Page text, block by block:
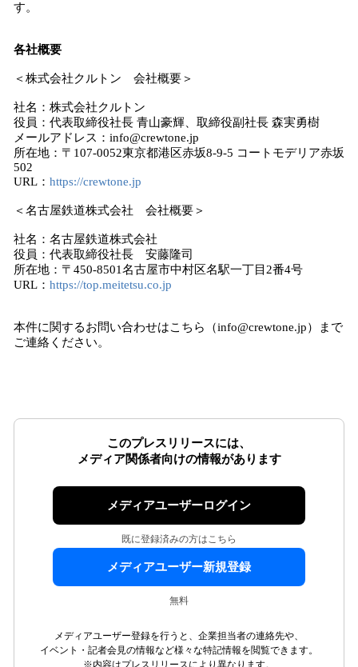
す。
各社概要
＜株式会社クルトン 会社概要＞
社名：株式会社クルトン
役員：代表取締役社長 青山豪輝、取締役副社長 森実勇樹
メールアドレス：info@crewtone.jp
所在地：〒107-0052東京都港区赤坂8-9-5 コートモデリア赤坂
502
URL： https://crewtone.jp
＜名古屋鉄道株式会社 会社概要＞
社名：名古屋鉄道株式会社
役員：代表取締役社長 安藤隆司
所在地：〒450-8501名古屋市中村区名駅一丁目2番4号
URL： https://top.meitetsu.co.jp
本件に関するお問い合わせはこちら（info@crewtone.jp）まで
ご連絡ください。
このプレスリリースには、
メディア関係者向けの情報があります
メディアユーザーログイン
既に登録済みの方はこちら
メディアユーザー新規登録
無料
メディアユーザー登録を行うと、企業担当者の連絡先や、
イベント・記者会見の情報など様々な特記情報を閲覧できます。
※内容はプレスリリースにより異なります。